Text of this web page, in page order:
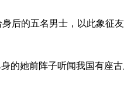
后的五名男士，以此象征
的她前阵子听闻我国有座